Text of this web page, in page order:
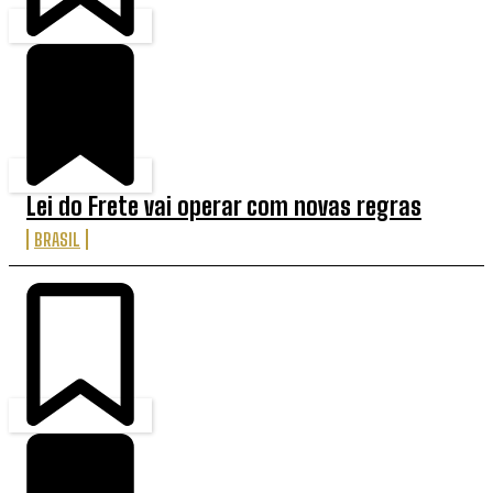
Lei do Frete vai operar com novas regras
BRASIL